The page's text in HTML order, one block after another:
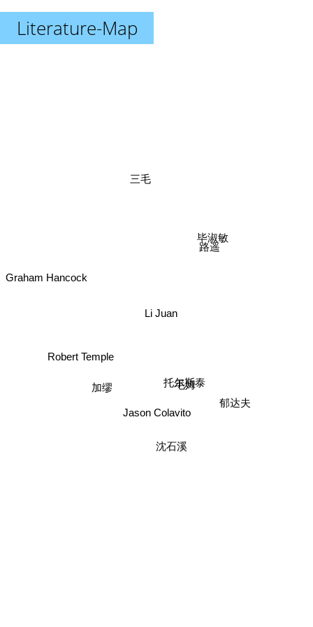
Literature-Map
Jason Colavito
沈石溪
毛姆
托尔斯泰
Robert Temple
Li Juan
加缪
郁达夫
路遥
毕淑敏
Graham Hancock
三毛